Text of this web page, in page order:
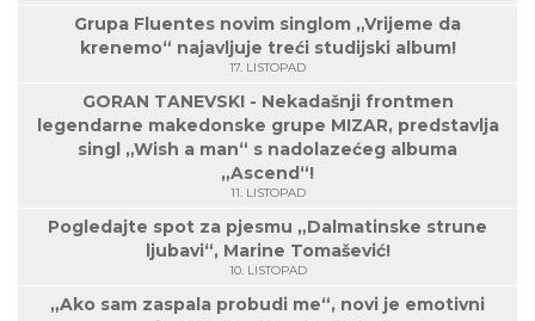
Grupa Fluentes novim singlom „Vrijeme da
krenemo“ najavljuje treći studijski album!
17. LISTOPAD
GORAN TANEVSKI - Nekadašnji frontmen
legendarne makedonske grupe MIZAR, predstavlja
singl „Wish a man“ s nadolazećeg albuma
„Ascend“!
11. LISTOPAD
Pogledajte spot za pjesmu „Dalmatinske strune
ljubavi“, Marine Tomašević!
10. LISTOPAD
„Ako sam zaspala probudi me“, novi je emotivni